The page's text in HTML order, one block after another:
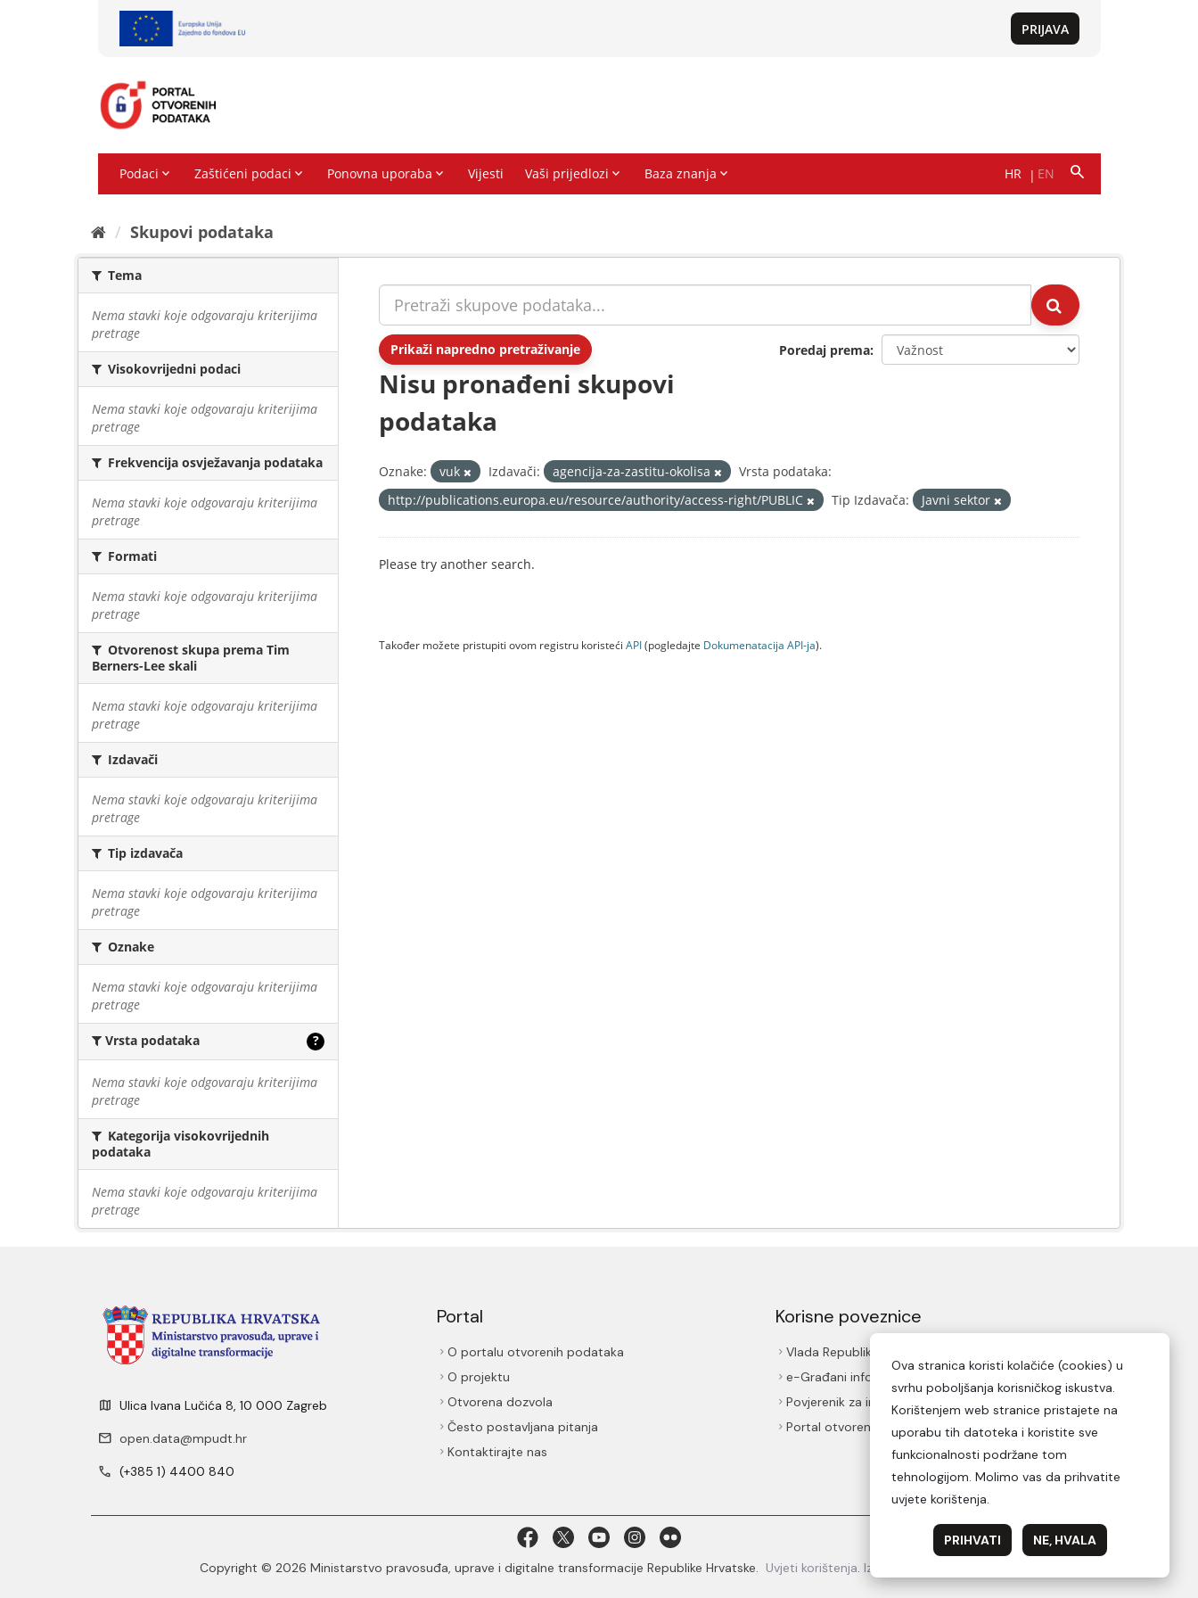
Skupovi podаtаkа
Tema
Nema stavki koje odgovaraju kriterijima
pretrage
Visokovrijedni podaci
Nema stavki koje odgovaraju kriterijima
pretrage
Frekvencija osvježavanja podataka
Nema stavki koje odgovaraju kriterijima
pretrage
Formati
Nema stavki koje odgovaraju kriterijima
pretrage
Otvorenost skupa prema Tim
Berners-Lee skali
Nema stavki koje odgovaraju kriterijima
pretrage
Izdavači
Nema stavki koje odgovaraju kriterijima
pretrage
Tip izdavača
Nema stavki koje odgovaraju kriterijima
pretrage
Oznake
Nema stavki koje odgovaraju kriterijima
pretrage
Vrsta podataka ?
Nema stavki koje odgovaraju kriterijima
pretrage
Kategorija visokovrijednih
podataka
Nema stavki koje odgovaraju kriterijima
pretrage
Prikaži napredno pretraživanje Poredaj prema
Nisu pronađeni skupovi
podataka
Oznake: vuk Izdavači: agencija-za-zastitu-okolisa
Vrsta podataka:
http://publications.europa.eu/resource/authority/access-right/PUBLIC
Tip Izdavača: Javni sektor
Please try another search.
Također možete pristupiti ovom registru koristeći API(pogledajte Dokumenаtаcijа API-jа).